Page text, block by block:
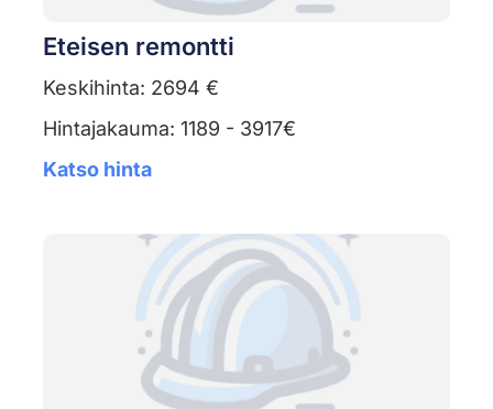
Eteisen remontti
Keskihinta: 2694 €
Hintajakauma: 1189 - 3917€
Katso hinta